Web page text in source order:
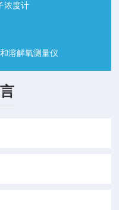
浓度计
溶解氧测量仪